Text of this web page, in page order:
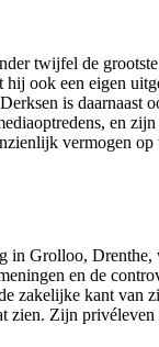
twijfel de
hij ook een eigen
is daarnaast
en
vermogen
in Grolloo,
en de
zakelijke kant van
zien. Zijn